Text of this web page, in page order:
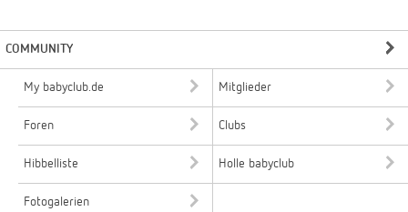
COMMUNITY
My babyclub.de Mitglieder
Foren Clubs
Hibbelliste Holle babyclub
Fotogalerien